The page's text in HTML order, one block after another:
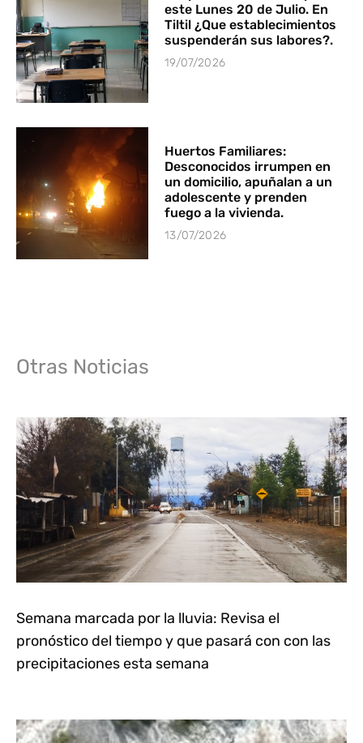
este Lunes 20 de Julio. En
Tiltil ¿Que establecimientos
suspenderán sus labores?.
19/07/2026
Huertos Familiares:
Desconocidos irrumpen en
un domicilio, apuñalan a un
adolescente y prenden
fuego a la vivienda.
13/07/2026
Otras Noticias
Semana marcada por la lluvia: Revisa el
pronóstico del tiempo y que pasará con con las
precipitaciones esta semana